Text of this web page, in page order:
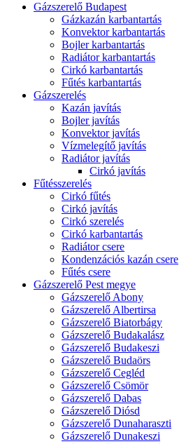
Gázszerelő Budapest
Gázkazán karbantartás
Konvektor karbantartás
Bojler karbantartás
Radiátor karbantartás
Cirkó karbantartás
Fűtés karbantartás
Gázszerelés
Kazán javítás
Bojler javítás
Konvektor javítás
Vízmelegítő javítás
Radiátor javítás
Cirkó javítás
Fűtésszerelés
Cirkó fűtés
Cirkó javítás
Cirkó szerelés
Cirkó karbantartás
Radiátor csere
Kondenzációs kazán csere
Fűtés csere
Gázszerelő Pest megye
Gázszerelő Abony
Gázszerelő Albertirsa
Gázszerelő Biatorbágy
Gázszerelő Budakalász
Gázszerelő Budakeszi
Gázszerelő Budaörs
Gázszerelő Cegléd
Gázszerelő Csömör
Gázszerelő Dabas
Gázszerelő Diósd
Gázszerelő Dunaharaszti
Gázszerelő Dunakeszi